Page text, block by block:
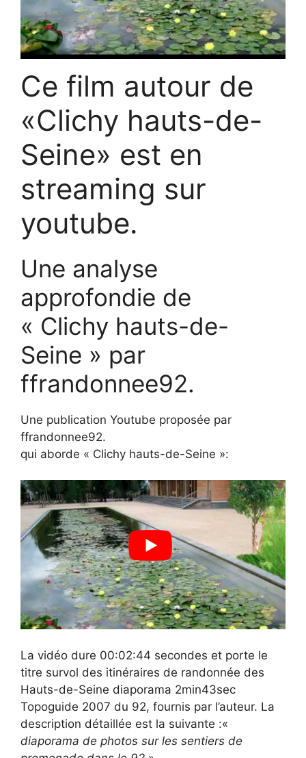
Ce film autour de
«Clichy hauts-de-
Seine» est en
streaming sur
youtube.
Une analyse
approfondie de
« Clichy hauts-de-
Seine » par
ffrandonnee92.
Une publication Youtube proposée par
ffrandonnee92.
qui aborde « Clichy hauts-de-Seine »:
La vidéo dure 00:02:44 secondes et porte le
titre survol des itinéraires de randonnée des
Hauts-de-Seine diaporama 2min43sec
Topoguide 2007 du 92, fournis par l’auteur. La
description détaillée est la suivante :«
diaporama de photos sur les sentiers de